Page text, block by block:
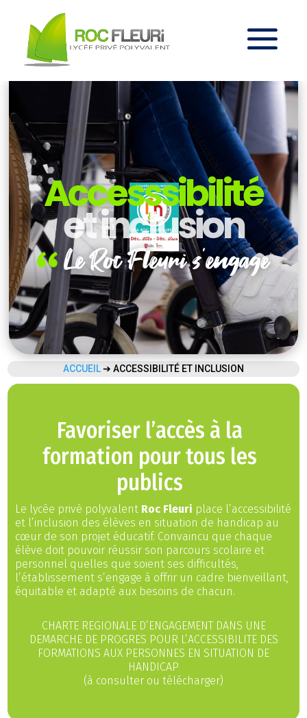
Accesssibilité
et inclusion
Le Roc Fleuri s'engage
ACCUEIL➔ ACCESSIBILITÉ ET INCLUSION
Favoriser l’accès à la
formation pour tous les
publics
Le lycée privé polyvalent Roc Fleuri place l’accessibilité
et l’inclusion des élèves en situation de handicap au
cœur de son projet éducatif. Convaincu que chaque
élève doit pouvoir réussir son parcours scolaire et
personnel quelles que soient ses difficultés,
l’établissement s’engage à offrir un cadre bienveillant,
équitable et adapté aux besoins de chacun.
CHARTE REGIONALE D’ENGAGEMENT DANS UNE
DEMARCHE DE PROGRES POUR L’ACCESSIBILITE DES
FORMATIONS AUX PERSONNES EN SITUATION DE
HANDICAP
(à consulter ou télécharger)